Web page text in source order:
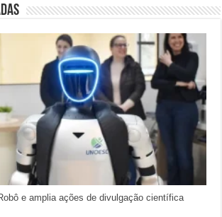
e amplia ações de divulgação científica